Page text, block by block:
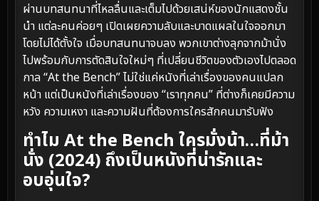
ผ่านบทสนทนาที่ไหลลื่นและเต็มไปด้วยเสน่ห์ของนักแสดงชั้น
นำ แต่ละคนค่อยๆ เปิดเผยความลับและบาดแผลในใจออกมา
โดยไม่ได้ตั้งใจ เมื่อบทสนทนาจบลง พวกเขาต่างลุกจากม้านั่ง
ไปพร้อมกับการตัดสินใจใหม่ๆ ที่เปลี่ยนชีวิตของตัวเองไปตลอด
กาล “At the Bench” ไม่ใช่แค่หนังที่เล่าเรื่องของคนแปลก
หน้า แต่เป็นหนังที่เล่าเรื่องของ “เราทุกคน” ที่ต่างก็เคยมีความ
หวัง ความเหงา และความฝันที่ต้องการใครสักคนมารับฟัง
ทำไม At the Bench ใครมั่งน้า…ที่ม้า
นั่ง (2024) ถึงเป็นหนังที่น่ารักและ
อบอุ่นใจ?